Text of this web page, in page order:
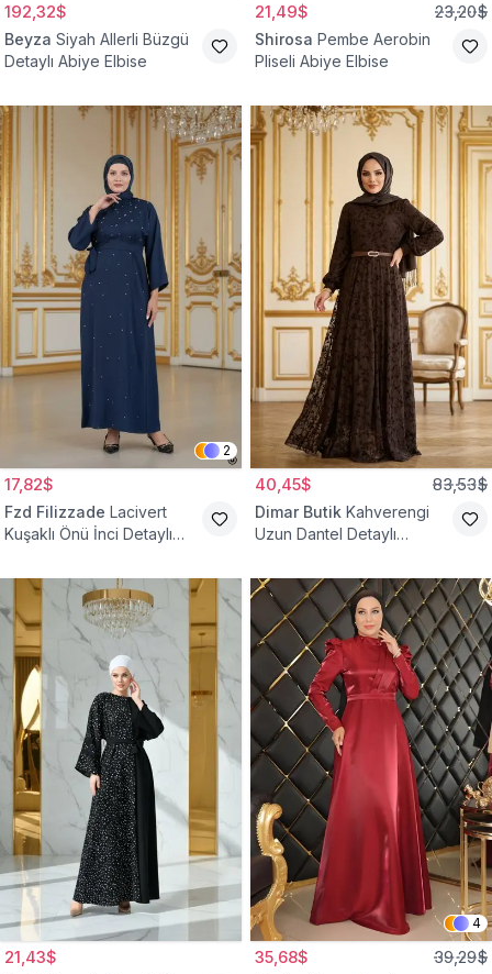
192,32$
Beyza Siyah Allerli Büzgü
Detaylı Abiye Elbise
21,49$ 23,20$
Shirosa Pembe Aerobin
Pliseli Abiye Elbise
2
17,82$
Fzd Filizzade Lacivert
Kuşaklı Önü İnci Detaylı
40,45$ 83,53$
Dimar Butik Kahverengi
Uzun Dantel Detaylı
21,43$
4
35,68$ 39,29$